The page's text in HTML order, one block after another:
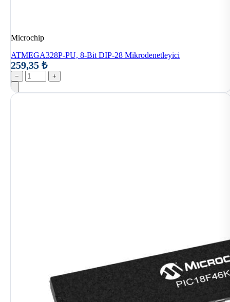
Microchip
ATMEGA328P-PU, 8-Bit DIP-28 Mikrodenetleyici
259,35 ₺
− +